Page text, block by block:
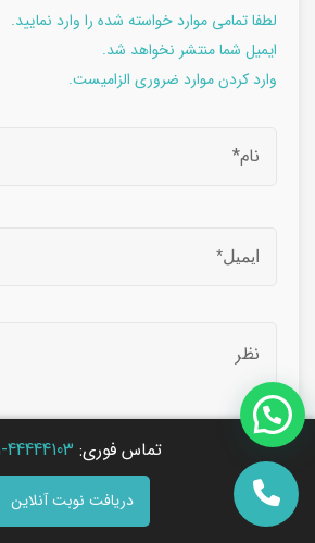
لطفا تمامی موارد خواسته شده را وارد نمایید.
ایمیل شما منتشر نخواهد شد.
وارد کردن موارد ضروری الزامیست.
تماس فوری: 44444103-021
دریافت نوبت آنلاین